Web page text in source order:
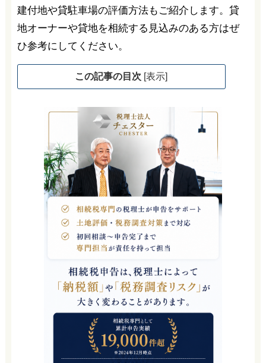
建付地や貸駐車場の評価方法もご紹介します。貸
地オーナーや貸地を相続する見込みのある方はぜ
ひ参考にしてください。
この記事の目次 [表示]